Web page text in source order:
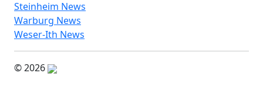
Steinheim News
Warburg News
Weser-Ith News
© 2026